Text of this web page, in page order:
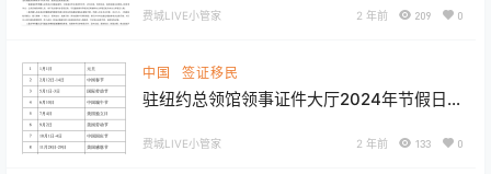
费城LIVE小管家 2 年前 209 0
中国 签证移民
驻纽约总领馆领事证件大厅2024年节假日
费城LIVE小管家 2 年前 133 0